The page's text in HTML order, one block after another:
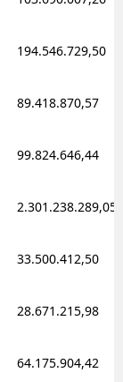
194.546.729,50
89.418.870,57
99.824.646,44
2.301.238.289,05
33.500.412,50
28.671.215,98
64.175.904,42